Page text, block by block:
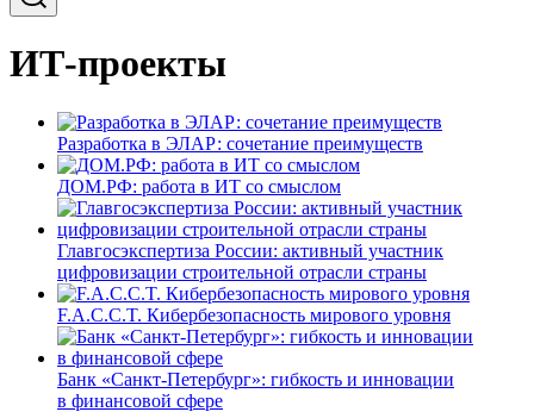
ИТ-проекты
Разработка в ЭЛАР: сочетание преимуществ
ДОМ.РФ: работа в ИТ со смыслом
Главгосэкспертиза России: активный участник
цифровизации строительной отрасли страны
F.A.C.C.T. Кибербезопасность мирового уровня
Банк «Санкт-Петербург»: гибкость и инновации
в финансовой сфере